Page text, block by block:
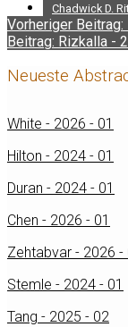
Chadwick D.
Vorheriger
Beitrag: Rizkalla -
Neueste
White - 2026 - 01
Hilton - 2024 - 01
Duran - 2024 - 01
Chen - 2026 - 01
Zehtabvar - 2026 -
Stemle - 2024 - 01
Tang - 2025 - 02